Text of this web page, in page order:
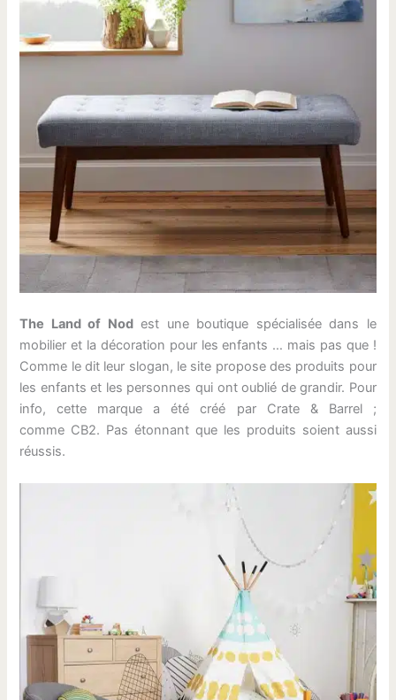
The Land of Nodest une boutique spécialisée dans le
mobilier et la décoration pour les enfants … mais pas que !
Comme le dit leur slogan, le site propose des produits pour
les enfants et les personnes qui ont oublié de grandir. Pour
info, cette marque a été créé par Crate & Barrel ;
comme CB2. Pas étonnant que les produits soient aussi
réussis.